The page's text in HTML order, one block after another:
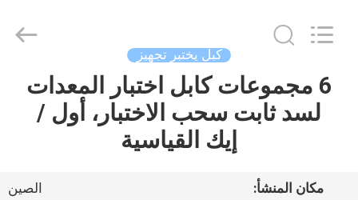
منزل،
كبل يختبر تجهيز
6 مجموعات كابل اختبار المعدات
لسد ثابت سحب الاختبار، أول /
إيك القياسية
مكان المنشأ:
الصين